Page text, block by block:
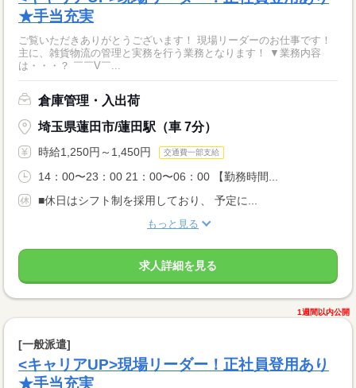
★手当充実
ご覧いただきありがとうございます！ 現場リーダーのお仕事です！
主に、雑貨物流の管理と実務を行う業務となります！ ▼業務内容
は・・・？ ￣￣V￣...
倉庫管理・入出荷
埼玉県蓮田市/蓮田駅（車 7分）
時給1,250円～1,450円 交通費一部支給
14：00〜23：00 21：00〜06：00 【勤務時間...
■休日はシフト制を採用しており、 予定に...
もっと見る
求人詳細を見る
1週間以内公開
[一般派遣]
<キャリアUP>現場リーダー！正社員登用あり
★手当充実